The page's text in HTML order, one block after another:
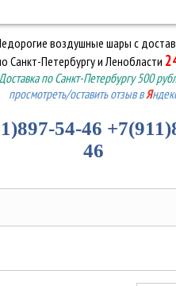
воздушные шарыс
Санкт-Петербургу и Ленобласти
по Санкт-Петербургу 500
просмотреть/оставить отзыв вЯ
54-46
46